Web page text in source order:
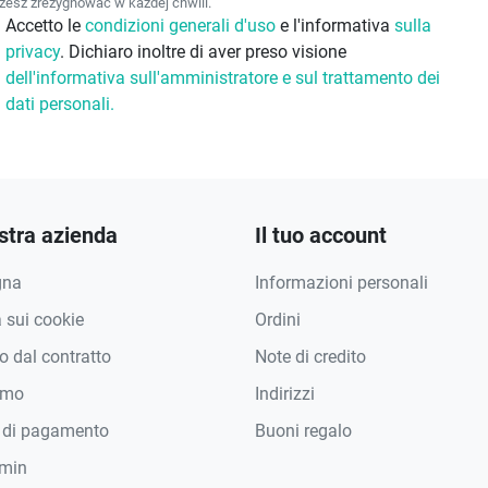
Accetto le condizioni generali d'uso e l'informativa sulla
privacy. Dichiaro inoltre di aver preso visione
dell'informativa sull'amministratore e sul trattamento dei
dati personali.
azienda
sui cookie
dal contratto
pagamento
Il tuo account
Informazioni personali
Ordini
Note di credito
Indirizzi
Buoni regalo